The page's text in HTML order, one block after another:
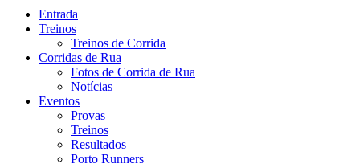
Entrada
Treinos
Treinos de Corrida
Corridas de Rua
Fotos de Corrida de Rua
Notícias
Eventos
Provas
Treinos
Resultados
Porto Runners